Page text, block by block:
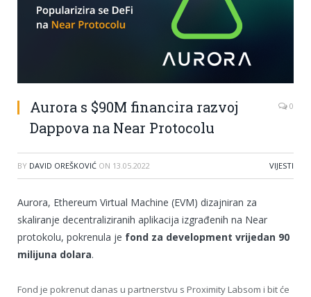
Aurora s $90M financira razvoj
Dappova na Near Protocolu
0
BY DAVID OREŠKOVIĆ ON 13.05.2022 VIJESTI
Aurora, Ethereum Virtual Machine (EVM) dizajniran za
skaliranje decentraliziranih aplikacija izgrađenih na Near
protokolu, pokrenula je fond za development vrijedan 90
milijuna dolara.
Fond je pokrenut danas u partnerstvu s Proximity Labsom i bit će